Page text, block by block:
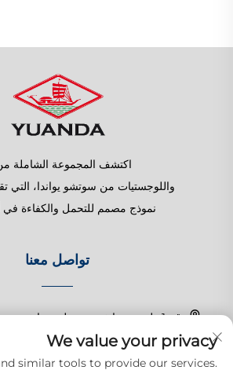
اكتشف المجموعة الشاملة
نموذج مصمم للتحمل والكفاءة في أكثر
تواصل معنا
رقم 1 طريق تشانغتشون، بلدة شانغهو، سوزهو، جيانغسو، الصين
+86-15150179453
We value your privacy
similar tools to provide our services.